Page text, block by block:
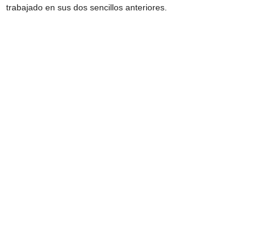
trabajado en sus dos sencillos anteriores.